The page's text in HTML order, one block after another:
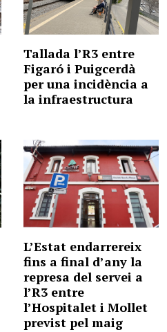
Tallada l’R3 entre
Figaró i Puigcerdà
per una incidència a
la infraestructura
L’Estat endarrereix
fins a final d’any la
represa del servei a
l’R3 entre
l’Hospitalet i Mollet
previst pel maig